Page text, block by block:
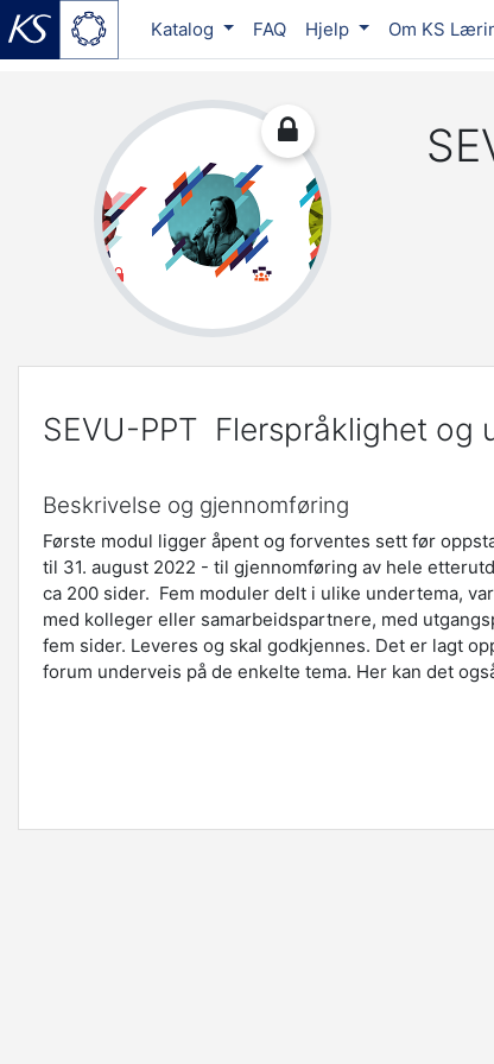
Katalog FAQ Hjelp Om KS
SEVU-PPT Flerspråklighet og
Beskrivelse og gjennomføring
Første modul ligger åpent og forventes sett før
til 31. august 2022 - til gjennomføring av hele
ca 200 sider. Fem moduler delt i ulike undertema,
med kolleger eller samarbeidspartnere, med
fem sider. Leveres og skal godkjennes. Det er lagt
forum underveis på de enkelte tema. Her kan det